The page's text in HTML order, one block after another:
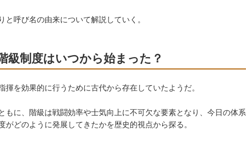
と呼び名の由来について解説していく。
級制度はいつから始まった？
を効果的に行うために古代から存在していたようだ。
に、階級は戦闘効率や士気向上に不可欠な要素となり、今日の体系
がどのように発展してきたかを歴史的視点から探る。